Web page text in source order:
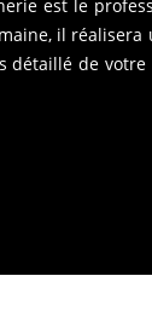
est le
il
détaillé de